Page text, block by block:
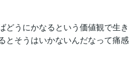
どうにかなるという価値観で生き
とそうはいかないんだなって痛感